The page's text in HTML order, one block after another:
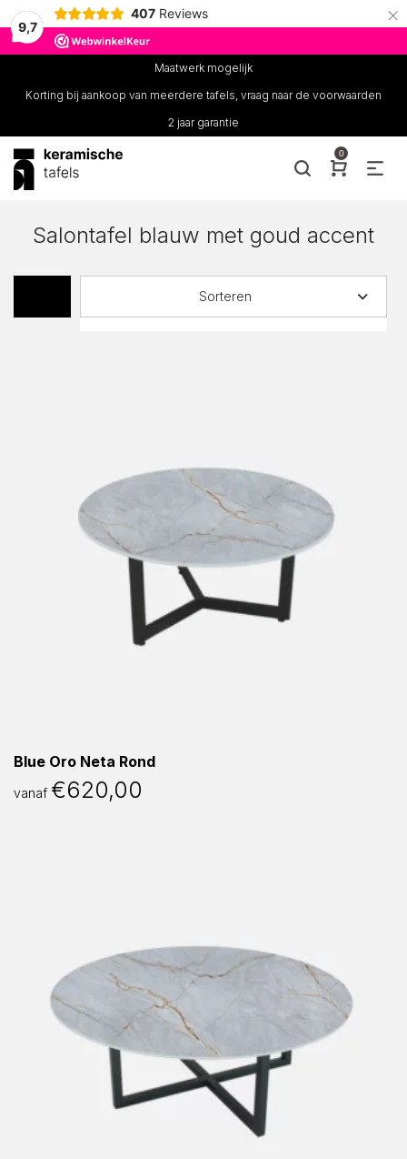
9,7
407 Reviews ×
Maatwerk mogelijk
Korting bij aankoop van meerdere tafels, vraag naar de voorwaarden
2 jaar garantie
0
Salontafel blauw met goud accent
Sorteren
Blue Oro Neta Rond
vanaf €620,00